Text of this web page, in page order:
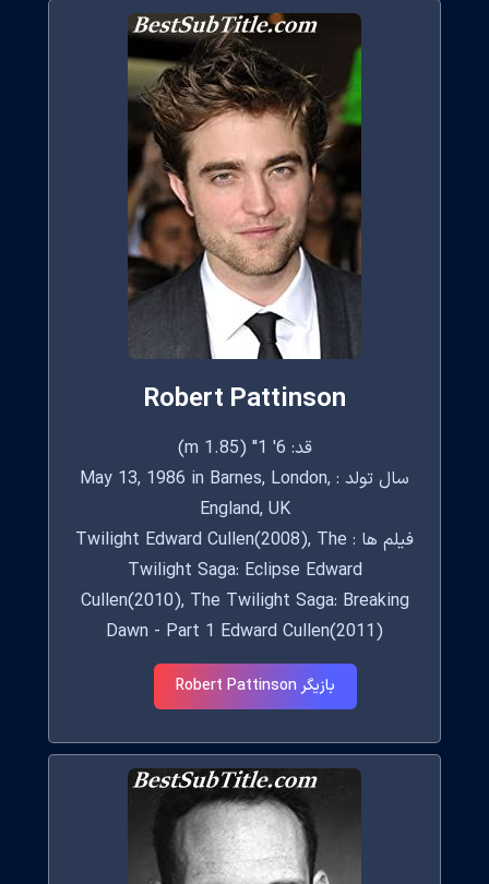
Robert Pattinson
قد: 6' 1" (1.85 m)
سال تولد : May 13, 1986 in Barnes, London,
England, UK
فیلم ها : Twilight Edward Cullen(2008), The
Twilight Saga: Eclipse Edward
Cullen(2010), The Twilight Saga: Breaking
Dawn - Part 1 Edward Cullen(2011)
بازیگر Robert Pattinson